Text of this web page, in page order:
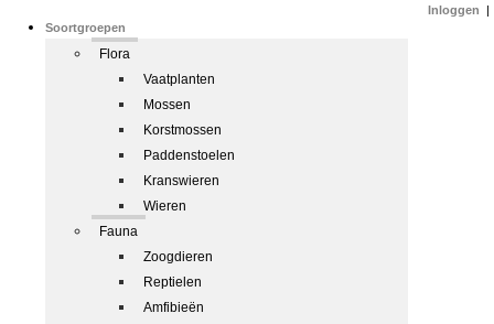
Soortgroepen
Flora
Vaatplanten
Mossen
Korstmossen
Paddenstoelen
Kranswieren
Wieren
Fauna
Zoogdieren
Reptielen
Amfibieën
Inloggen |